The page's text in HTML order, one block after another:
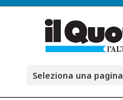
Seleziona una pagina